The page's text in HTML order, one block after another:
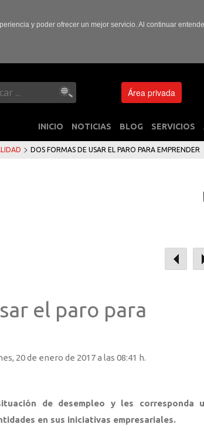
y poder ofrecer un mejor servicio. Al continuar
Área privada
INICIO NOTICIAS BLOG SERVICIOS
> DOS FORMAS DE USAR EL PARO PARA EMPRENDER
el paro para
, 20 de enero de 2017 a las 08:41 h.
de desempleo y les corresponda
en sus iniciativas empresariales.